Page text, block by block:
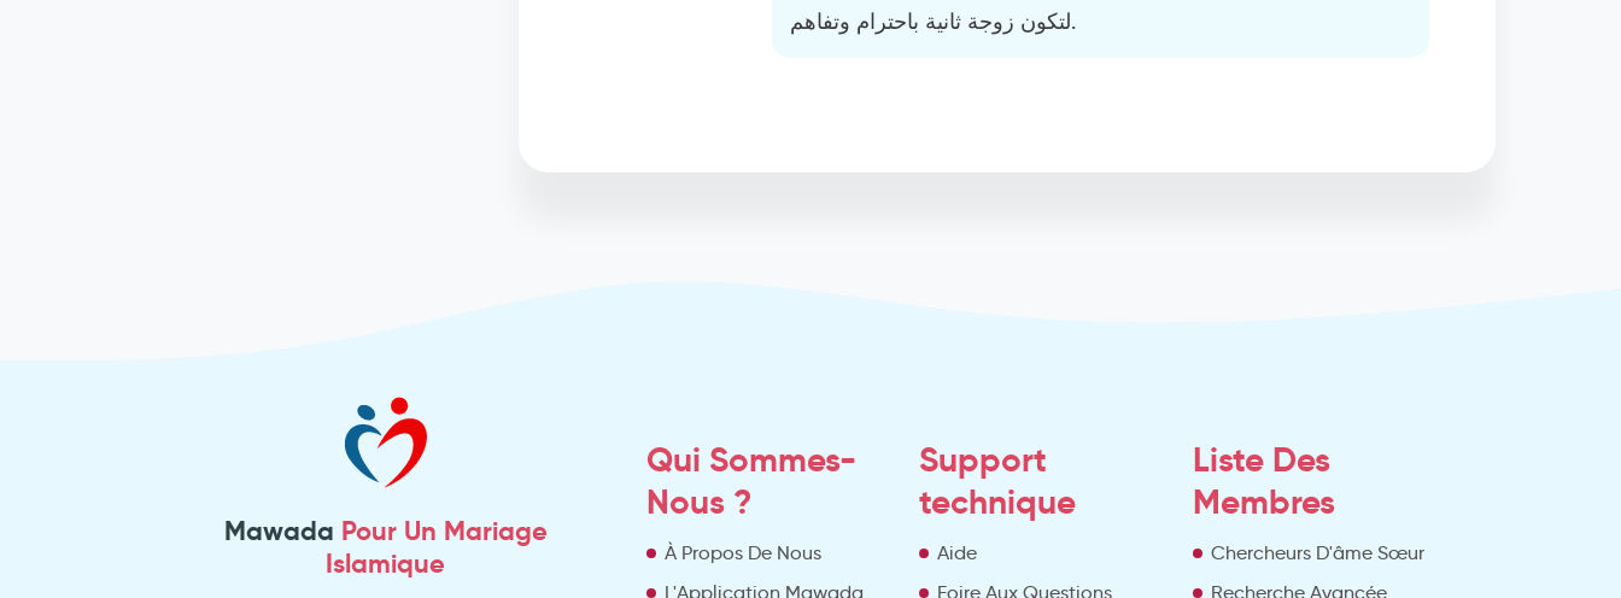
لتكون زوجة ثانية باحترام وتفاهم.
Mawada Pour Un Mariage
Islamique
Qui Sommes-
Nous ?
À Propos De Nous
L'Application Mawada
Support
technique
Aide
Foire Aux Questions
Liste Des
Membres
Chercheurs D'âme Sœur
Recherche Avancée